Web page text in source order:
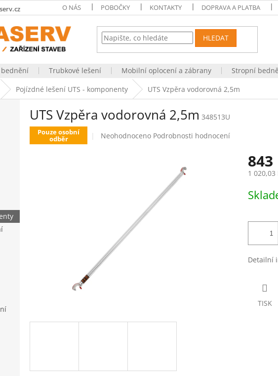
O NÁS POBOČKY KONTAKTY DOPRAVA A PLATBA
HLEDAT
Trubkové lešení Mobilní oplocení a zábrany Stropní
Pojízdné lešení UTS - komponenty UTS Vzpěra vodorovná 2,5m
UTS Vzpěra vodorovná 2,5m 348513U
Pouze osobní
odběr
Průměrné
Neohodnoceno Podrobnosti hodnocení
843
1 020,03
cena:
Detailní
TISK